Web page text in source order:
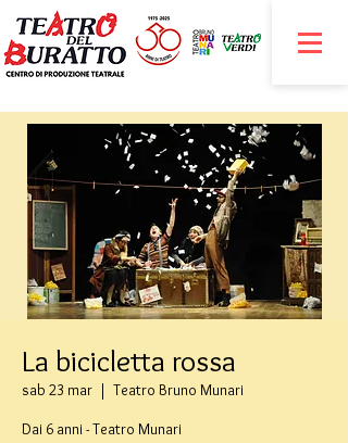
La bicicletta rossa
sab 23 mar
  |
Teatro Bruno Munari
Dai 6 anni - Teatro Munari